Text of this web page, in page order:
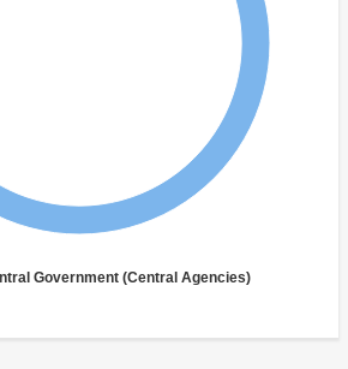
Government (Central Agencies)